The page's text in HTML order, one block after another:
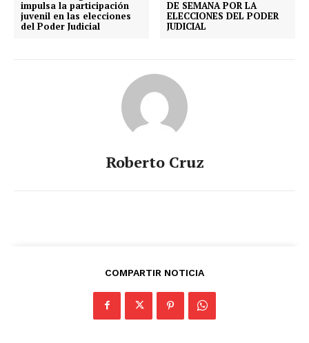
impulsa la participación
juvenil en las elecciones
del Poder Judicial
DE SEMANA POR LA
ELECCIONES DEL PODER
JUDICIAL
Roberto Cruz
COMPARTIR NOTICIA